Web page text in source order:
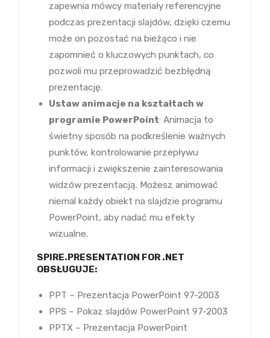
zapewnia mówcy materiały referencyjne
podczas prezentacji slajdów, dzięki czemu
może on pozostać na bieżąco i nie
zapomnieć o kluczowych punktach, co
pozwoli mu przeprowadzić bezbłędną
prezentację.
Ustaw animacje na kształtach w
programie PowerPoint: Animacja to
świetny sposób na podkreślenie ważnych
punktów, kontrolowanie przepływu
informacji i zwiększenie zainteresowania
widzów prezentacją. Możesz animować
niemal każdy obiekt na slajdzie programu
PowerPoint, aby nadać mu efekty
wizualne.
SPIRE.PRESENTATION FOR .NET
OBSŁUGUJE:
PPT – Prezentacja PowerPoint 97-2003
PPS – Pokaz slajdów PowerPoint 97-2003
PPTX – Prezentacja PowerPoint